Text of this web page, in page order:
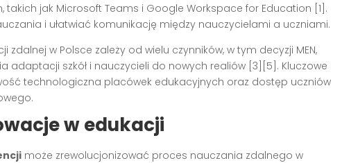
jak Microsoft Teams i Google Workspace for Education [1].
i ułatwiać komunikację między nauczycielami a uczniami.
zdalnej w Polsce zależy od wielu czynników, w tym decyzji MEN,
adaptacji szkół i nauczycieli do nowych realiów [3][5]. Kluczowe
technologiczna placówek edukacyjnych oraz dostęp uczniów
w edukacji
może zrewolucjonizować proces nauczania zdalnego w